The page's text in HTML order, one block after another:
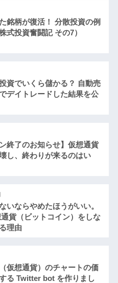
銘柄が復活！ 分散投資の例
式投資奮闘記 その7）
資でいくら儲かる？ 自動売
デイトレードした結果を公
終了のお知らせ】仮想通貨
し、終わりが来るのはい
いならやめたほうがいい。
貨（ビットコイン）をしな
理由
仮想通貨）のチャートの価
る Twitter bot を作りまし